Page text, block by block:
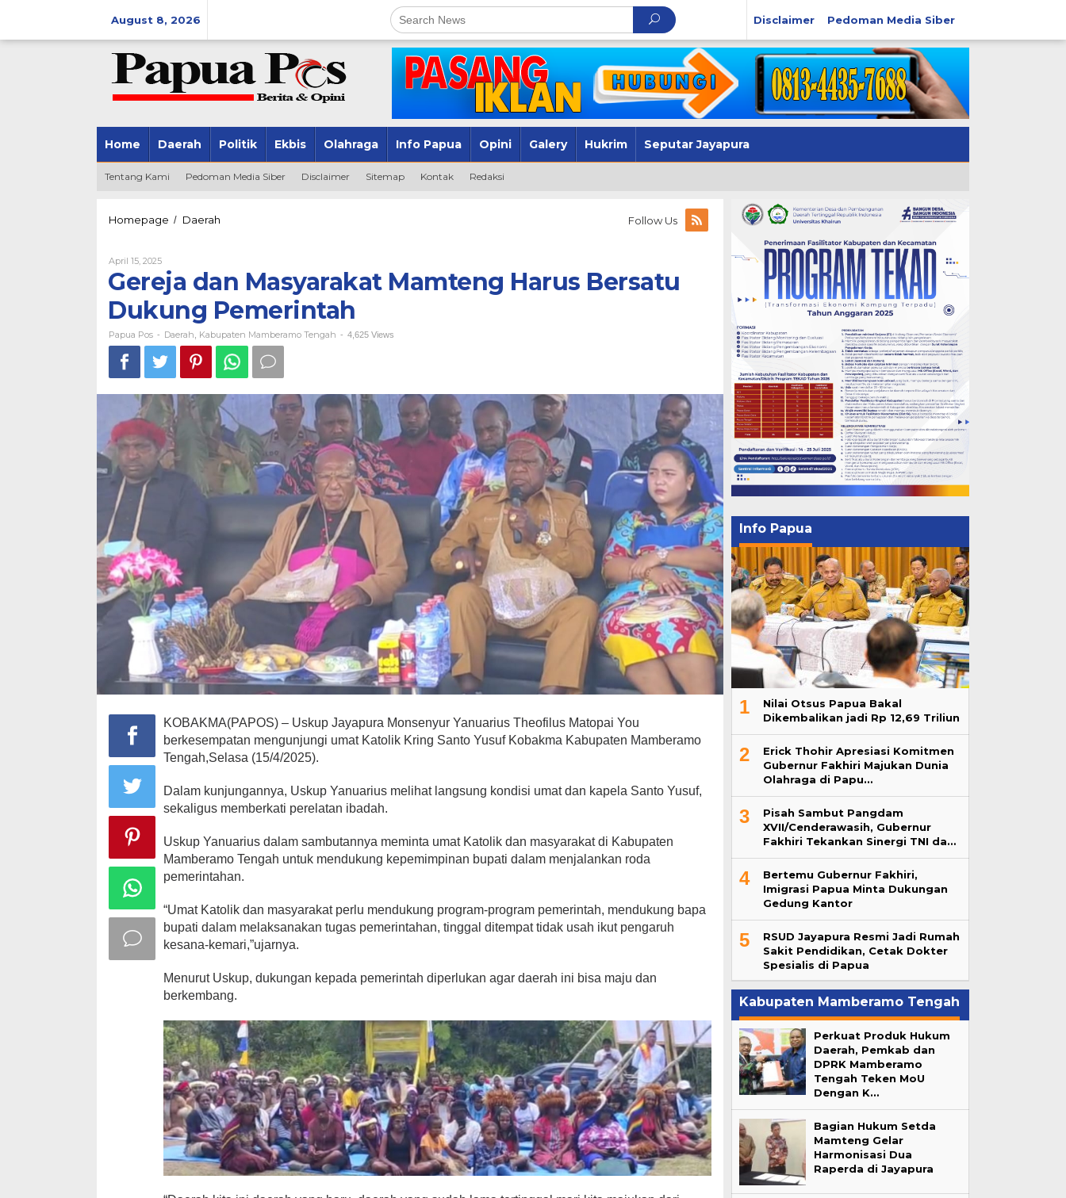
August 8, 2026 Disclaimer Pedoman Media Siber
Home Daerah Politik Ekbis Olahraga Info Papua Opini Galery Hukrim Seputar Jayapura
Tentang Kami Pedoman Media Siber Disclaimer Sitemap Kontak Redaksi
Homepage / Daerah
Harus
Bersatu
Dukung
Pemerintah
Follow Us
April 15, 2025
Papua
Pos
Gereja dan Masyarakat Mamteng Harus Bersatu
Dukung Pemerintah
Papua Pos - Daerah Kabupaten Mamberamo Tengah - 4,625 Views
KOBAKMA(PAPOS) – Uskup Jayapura Monsenyur Yanuarius Theofilus Matopai You
berkesempatan mengunjungi umat Katolik Kring Santo Yusuf Kobakma Kabupaten Mamberamo
Tengah,Selasa (15/4/2025).
Dalam kunjungannya, Uskup Yanuarius melihat langsung kondisi umat dan kapela Santo Yusuf,
sekaligus memberkati perelatan ibadah.
Uskup Yanuarius dalam sambutannya meminta umat Katolik dan masyarakat di Kabupaten
Mamberamo Tengah untuk mendukung kepemimpinan bupati dalam menjalankan roda
pemerintahan.
“Umat Katolik dan masyarakat perlu mendukung program-program pemerintah, mendukung bapa
bupati dalam melaksanakan tugas pemerintahan, tinggal ditempat tidak usah ikut pengaruh
kesana-kemari,”ujarnya.
Menurut Uskup, dukungan kepada pemerintah diperlukan agar daerah ini bisa maju dan
berkembang.
Info Papua
1
Nilai Otsus Papua Bakal
Dikembalikan jadi Rp 12,69 Triliun
2
Erick Thohir Apresiasi Komitmen
Gubernur Fakhiri Majukan Dunia
Olahraga di Papu…
3
Pisah Sambut Pangdam
XVII/Cenderawasih, Gubernur
Fakhiri Tekankan Sinergi TNI da…
4
Bertemu Gubernur Fakhiri,
Imigrasi Papua Minta Dukungan
Gedung Kantor
5
RSUD Jayapura Resmi Jadi Rumah
Sakit Pendidikan, Cetak Dokter
Spesialis di Papua
Kabupaten Mamberamo Tengah
Perkuat Produk Hukum
Daerah, Pemkab dan
DPRK Mamberamo
Tengah Teken MoU
Dengan K…
Bagian Hukum Setda
Mamteng Gelar
Harmonisasi Dua
Raperda di Jayapura